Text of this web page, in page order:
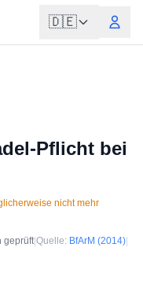
🇩🇪
Pflicht bei
nicht mehr
geprüft|Quelle: BfArM (2014)